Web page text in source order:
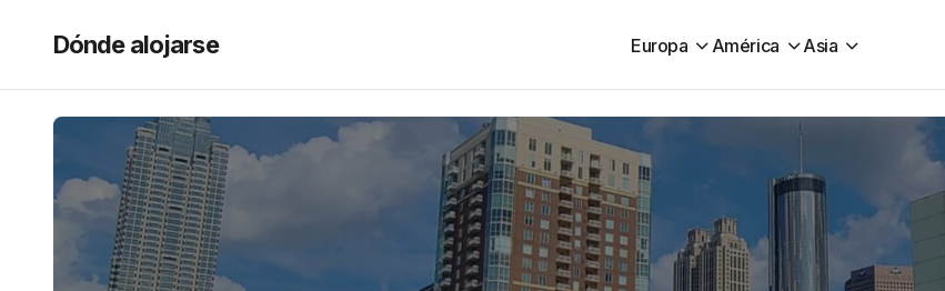
Dónde alojarse Europa América Asia